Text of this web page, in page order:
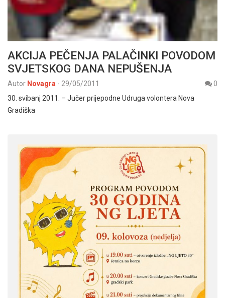
AKCIJA PEČENJA PALAČINKI POVODOM
SVJETSKOG DANA NEPUŠENJA
Autor Novagra - 29/05/2011
0
30. svibanj 2011. – Jučer prijepodne Udruga volontera Nova
Gradiška